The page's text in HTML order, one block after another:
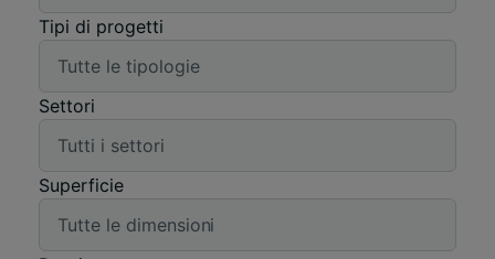
Tipi di progetti
Settori
Superficie